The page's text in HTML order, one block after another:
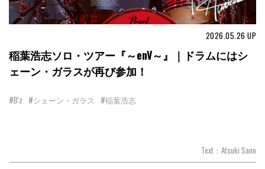
2026.05.26 UP
稲葉浩志ソロ・ツアー『～enV～』｜ドラムにはシ
ェーン・ガラスが再び参加！
#B'z #シェーン・ガラス #稲葉浩志
Text：Atsuki Sano